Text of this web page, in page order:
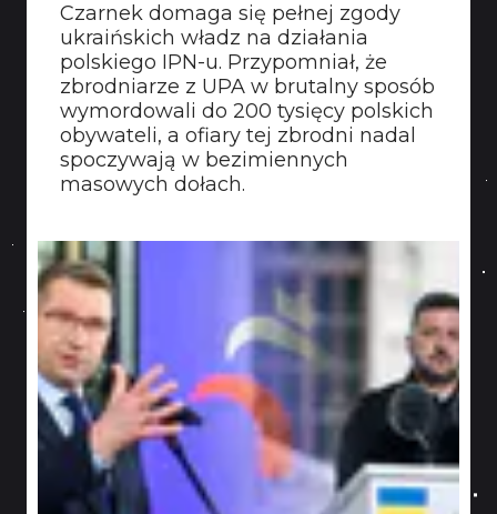
Czarnek domaga się pełnej zgody
ukraińskich władz na działania
polskiego IPN-u. Przypomniał, że
zbrodniarze z UPA w brutalny sposób
wymordowali do 200 tysięcy polskich
obywateli, a ofiary tej zbrodni nadal
spoczywają w bezimiennych
masowych dołach.